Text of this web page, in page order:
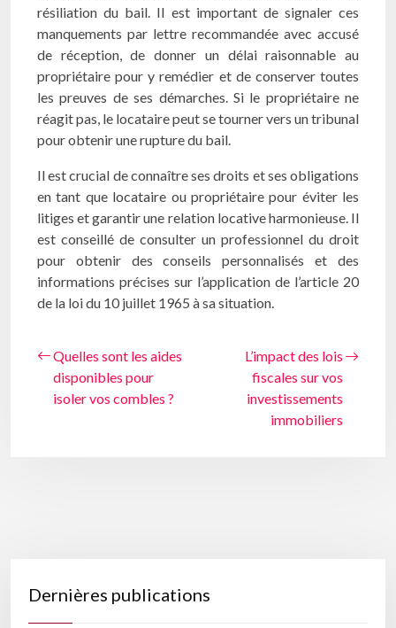
résiliation du bail. Il est important de signaler ces
manquements par lettre recommandée avec accusé
de réception, de donner un délai raisonnable au
propriétaire pour y remédier et de conserver toutes
les preuves de ses démarches. Si le propriétaire ne
réagit pas, le locataire peut se tourner vers un tribunal
pour obtenir une rupture du bail.
Il est crucial de connaître ses droits et ses obligations
en tant que locataire ou propriétaire pour éviter les
litiges et garantir une relation locative harmonieuse. Il
est conseillé de consulter un professionnel du droit
pour obtenir des conseils personnalisés et des
informations précises sur l’application de l’article 20
de la loi du 10 juillet 1965 à sa situation.
Quelles sont les aides
disponibles pour
isoler vos combles ?
L’impact des lois
fiscales sur vos
investissements
immobiliers
Dernières publications